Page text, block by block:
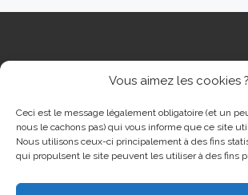
Vous aimez les cookies ?
Ceci est le message légalement obligatoire (et un
nous le cachons pas) qui vous informe que ce site
Nous utilisons ceux-ci principalement à des fins
qui propulsent le site peuvent les utiliser à des fins